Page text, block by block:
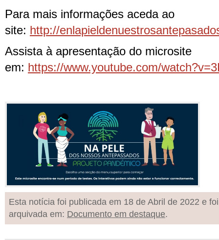
Para mais informações aceda ao
site: http://
Assista à apresentação do microsite
em: https://www.youtube.com/
Esta notícia foi publicada em 18 de Abril de 2022 e foi
arquivada em: Documento em destaque.